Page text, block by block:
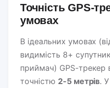
Точність GPS-
умовах
В ідеальних умовах
видимість 8+
приймач) GPS-трекер
точністю 2-5 метрів.